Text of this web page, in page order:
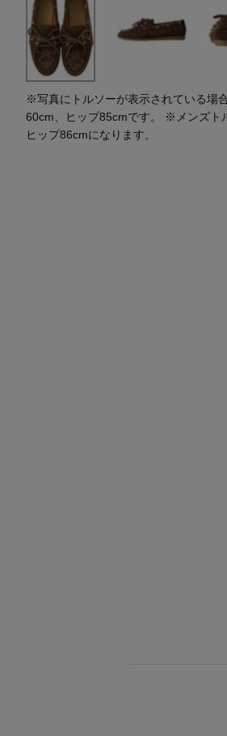
※写真にトルソーが表示されている場
60cm、ヒップ85cmです。 ※メンズト
ヒップ86cmになります。